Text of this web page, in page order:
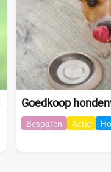
Goedkoop
Besparen Actie